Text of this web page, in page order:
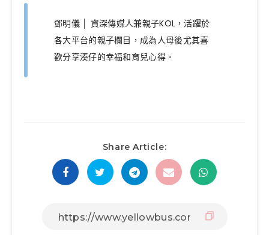
鄧明儀 │ 資深傳媒人兼親子KOL，活躍於
各大平台的親子欄目，成為人母後尤其喜
歡分享湊仔的幸福和育兒心得。
Share Article: